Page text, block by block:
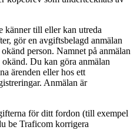
känner till eller kan utreda
gör en avgiftsbelagd anmälan
person. Namnet på anmälan
Du kan göra anmälan
ärenden eller hos ett
Anmälan är
för ditt fordon (till exempel
be Traficom korrigera